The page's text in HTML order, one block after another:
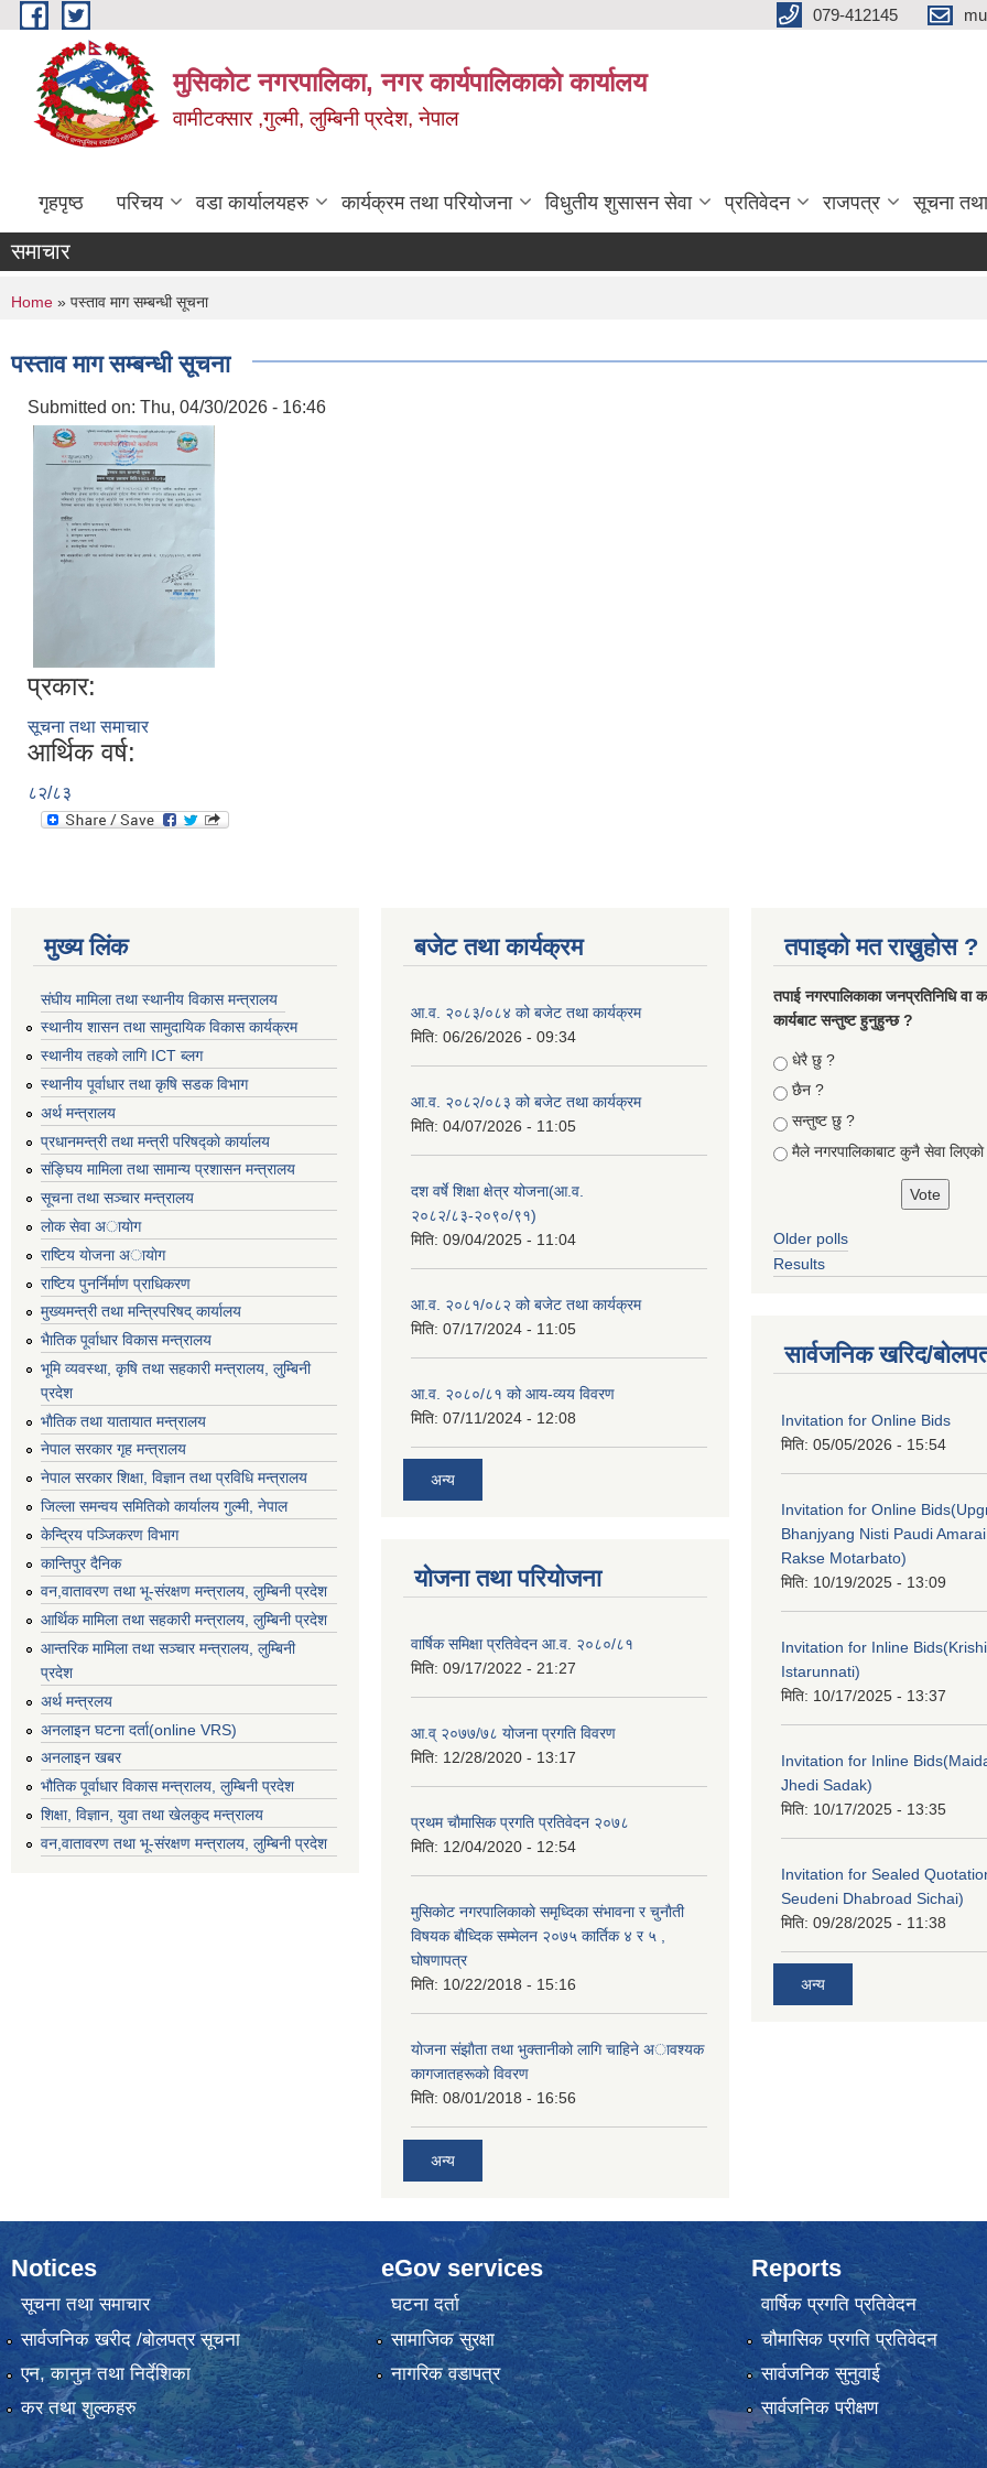
Skip to main content 079-412145
मुसिकोट नगरपालिका, नगर कार्यपालिकाकाे कार्यालय
वामीटक्सार ,गुल्मी, लुम्बिनी प्रदेश, नेपाल
गृहपृष्ठ परिचय वडा कार्यालयहरु कार्यक्रम तथा परियोजना विधुतीय शुसासन सेवा प्रतिवेदन राजपत्र सूचना
समाचार
You are here
Home » पस्ताव माग सम्बन्धी सूचना
पस्ताव माग सम्बन्धी सूचना
Submitted on: Thu, 04/30/2026 - 16:46
प्रकार:
सूचना तथा समाचार
आर्थिक वर्ष:
८२/८३
मुख्य लिंक
संघीय मामिला तथा स्थानीय विकास मन्त्रालय
स्थानीय शासन तथा सामुदायिक विकास कार्यक्रम
स्थानीय तहको लागि ICT ब्लग
स्थानीय पूर्वाधार तथा कृषि सडक विभाग
अर्थ मन्त्रालय
प्रधानमन्त्री तथा मन्त्री परिषद्काे कार्यालय
संङ्घिय मामिला तथा सामान्य प्रशासन मन्त्रालय
सूचना तथा सञ्चार मन्त्रालय
लाेक सेवा अायाेग
राष्टिय याेजना अायाेग
राष्टिय पुनर्निर्माण प्राधिकरण
मुख्यमन्त्री तथा मन्त्रिपरिषद् कार्यालय
भैातिक पूर्वाधार विकास मन्त्रालय
भूमि व्यवस्था, कृषि तथा सहकारी मन्त्रालय, लु्म्बिनी
प्रदेश
भाैतिक तथा यातायात मन्त्रालय
नेपाल सरकार गृह मन्त्रालय
नेपाल सरकार शिक्षा, विज्ञान तथा प्रविधि मन्त्रालय
जिल्ला समन्वय समितिको कार्यालय गुल्मी, नेपाल
केन्द्रिय पञ्जिकरण विभाग
कान्तिपुर दैनिक
वन,वातावरण तथा भू-संरक्षण मन्त्रालय, लुम्बिनी प्रदेश
आर्थिक मामिला तथा सहकारी मन्त्रालय, लुम्बिनी प्रदेश
आन्तरिक मामिला तथा सञ्चार मन्त्रालय, लुम्बिनी
प्रदेश
अर्थ मन्त्रलय
अनलाइन घटना दर्ता(online VRS)
अनलाइन खबर
भौतिक पूर्वाधार विकास मन्त्रालय, लुम्बिनी प्रदेश
शिक्षा, विज्ञान, युवा तथा खेलकुद मन्‍‍त्रालय
वन,वातावरण तथा भू-संरक्षण मन्त्रालय, लुम्बिनी प्रदेश
बजेट तथा कार्यक्रम
आ.व. २०८३/०८४ को बजेट तथा कार्यक्रम
मिति: 06/26/2026 - 09:34
आ.व. २०८२/०८३ को बजेट तथा कार्यक्रम
मिति: 04/07/2026 - 11:05
दश वर्षे शिक्षा क्षेत्र योजना(आ.व.
२०८२/८३-२०९०/९१)
मिति: 09/04/2025 - 11:04
आ.व. २०८१/०८२ को बजेट तथा कार्यक्रम
मिति: 07/17/2024 - 11:05
आ.व. २०८०/८१ को आय-व्यय विवरण
मिति: 07/11/2024 - 12:08
अन्य
योजना तथा परियोजना
वार्षिक समिक्षा प्रतिवेदन आ.व. २०८०/८१
मिति: 09/17/2022 - 21:27
आ.व् २०७७/७८ योजना प्रगति विवरण
मिति: 12/28/2020 - 13:17
प्रथम चाैमासिक प्रगति प्रतिवेदन २०७८
मिति: 12/04/2020 - 12:54
मुसिकाेट नगरपालिकाकाे समृध्दिका संभावना र चुनाैती
विषयक बाैध्दिक सम्मेलन २०७५ कार्तिक ४ र ५ ,
घाेषणापत्र
मिति: 10/22/2018 - 15:16
याेजना संझाैता तथा भुक्तानीकाे लागि चाहिने अावश्यक
कागजातहरूकाे विवरण
मिति: 08/01/2018 - 16:56
अन्य
तपाइको मत राख्नुहोस ?
तपा‌ई नगरपालिकाका जनप्रतिनिधि वा
कार्यबाट सन्तुष्ट हुनुहुन्छ ?
Choices
धेरै छु ?
छैन ?
सन्तुष्ट छु ?
मैले नगरपालिकाबाट कुनै सेवा
Older polls
Results
सार्वजनिक खरिद/
Invitation for Online Bids
मिति: 05/05/2026 - 15:54
Invitation for Online
Bhanjyang Nisti Paudi
Rakse Motarbato)
मिति: 10/19/2025 - 13:09
Invitation for Inline
Istarunnati)
मिति: 10/17/2025 - 13:37
Invitation for Inline
Jhedi Sadak)
मिति: 10/17/2025 - 13:35
Invitation for Sealed
Seudeni Dhabroad Sichai)
मिति: 09/28/2025 - 11:38
अन्य
Notices
सूचना तथा समाचार
सार्वजनिक खरीद /बोलपत्र सूचना
एन, कानुन तथा निर्देशिका
कर तथा शुल्कहरु
eGov services
घटना दर्ता
सामाजिक सुरक्षा
नागरिक वडापत्र
Reports
वार्षिक प्रगति प्रतिवेदन
चौमासिक प्रगति प्रतिवेदन
सार्वजनिक सुनुवाई
सार्वजनिक परीक्षण